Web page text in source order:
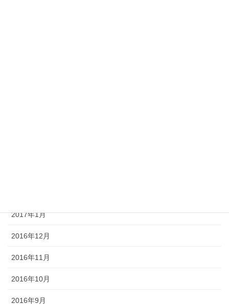
2017年1月
2016年12月
2016年11月
2016年10月
2016年9月